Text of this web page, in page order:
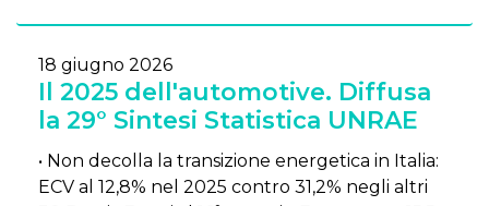
18 giugno 2026
Il 2025 dell'automotive. Diffusa
la 29° Sintesi Statistica UNRAE
• Non decolla la transizione energetica in Italia:
ECV al 12,8% nel 2025 contro 31,2% negli altri